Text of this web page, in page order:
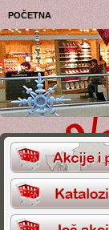
POČETNA